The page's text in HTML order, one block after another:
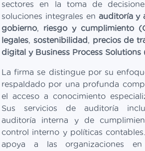
sectores en la toma de
soluciones integrales en auditoría y
gobierno, riesgo y cumplimiento
legales, sostenibilidad, precios de
digital y Business Process Solutions
La firma se distingue por su
respaldado por una profunda
el acceso a conocimiento
Sus servicios de auditoría
auditoría interna y de
control interno y políticas
apoya a las organizaciones